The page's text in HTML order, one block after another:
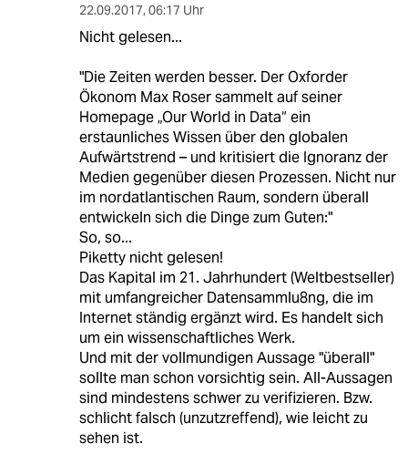
22.09.2017, 06:17 Uhr
Nicht gelesen...
"Die Zeiten werden besser. Der Oxforder
Ökonom Max Roser sammelt auf seiner
Homepage „Our World in Data“ ein
erstaunliches Wissen über den globalen
Aufwärtstrend – und kritisiert die Ignoranz der
Medien gegenüber diesen Prozessen. Nicht nur
im nordatlantischen Raum, sondern überall
entwickeln sich die Dinge zum Guten:"
So, so...
Piketty nicht gelesen!
Das Kapital im 21. Jahrhundert (Weltbestseller)
mit umfangreicher Datensammlu8ng, die im
Internet ständig ergänzt wird. Es handelt sich
um ein wissenschaftliches Werk.
Und mit der vollmundigen Aussage "überall"
sollte man schon vorsichtig sein. All-Aussagen
sind mindestens schwer zu verifizieren. Bzw.
schlicht falsch (unzutzreffend), wie leicht zu
sehen ist.